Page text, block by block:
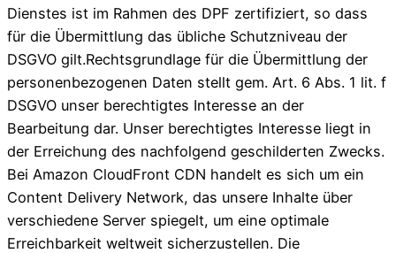
Dienstes ist im Rahmen des DPF zertifiziert, so dass
für die Übermittlung das übliche Schutzniveau der
DSGVO gilt.Rechtsgrundlage für die Übermittlung der
personenbezogenen Daten stellt gem. Art. 6 Abs. 1 lit. f
DSGVO unser berechtigtes Interesse an der
Bearbeitung dar. Unser berechtigtes Interesse liegt in
der Erreichung des nachfolgend geschilderten Zwecks.
Bei Amazon CloudFront CDN handelt es sich um ein
Content Delivery Network, das unsere Inhalte über
verschiedene Server spiegelt, um eine optimale
Erreichbarkeit weltweit sicherzustellen. Die